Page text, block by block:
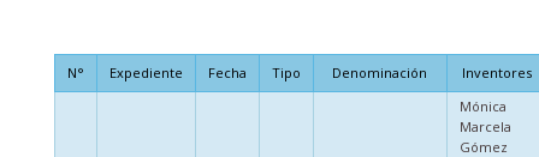
N° Expediente Fecha Tipo Denominación Inventores
Mónica
Marcela
Gómez